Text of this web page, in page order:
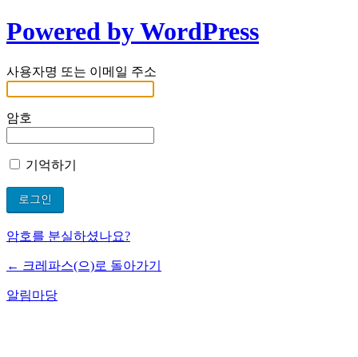
Powered by WordPress
사용자명 또는 이메일 주소
암호
기억하기
암호를 분실하셨나요?
← 크레파스(으)로 돌아가기
알림마당